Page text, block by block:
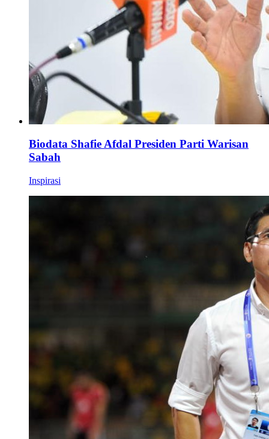
Biodata Shafie Afdal Presiden Parti Warisan
Sabah
Inspirasi